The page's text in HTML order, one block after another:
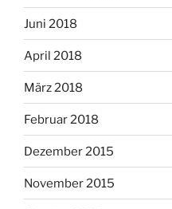
Juni 2018
April 2018
März 2018
Februar 2018
Dezember 2015
November 2015